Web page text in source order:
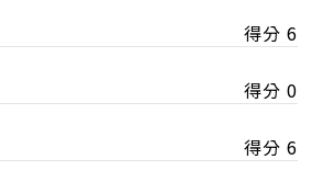
得分 6
得分 0
得分 6
知您進行繳費，繳費資訊如下
元，於會員入會時繳納；常年會
度繳納。